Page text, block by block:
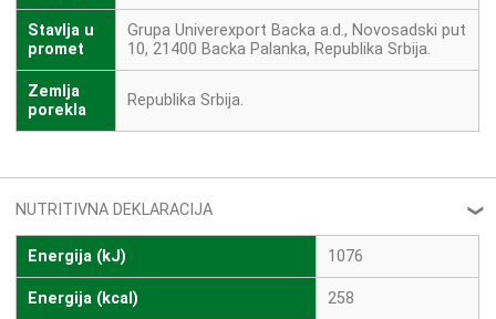
Stavlja u
promet
Grupa Univerexport Backa a.d., Novosadski put
10, 21400 Backa Palanka, Republika Srbija.
Zemlja
porekla
Republika Srbija.
NUTRITIVNA DEKLARACIJA ❮
Energija (kJ) 1076
Energija (kcal) 258